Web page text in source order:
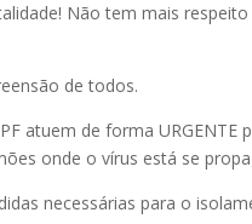
Não tem mais
de todos.
atuem de forma
onde o vírus está se
necessárias para o